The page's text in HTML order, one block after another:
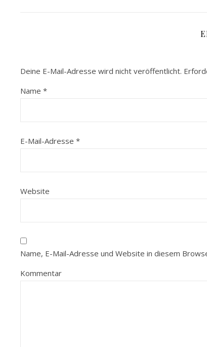
Deine E-Mail-Adresse wird nicht veröffentlicht.
Name *
E-Mail-Adresse *
Website
Name, E-Mail-Adresse und Website in diesem
Kommentar